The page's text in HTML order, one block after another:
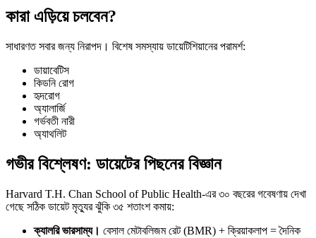
কারা এড়িয়ে চলবেন?
সাধারণত সবার জন্য নিরাপদ। বিশেষ সমস্যায় ডায়েটিশিয়ানের পরামর্শ:
ডায়াবেটিস
কিডনি রোগ
হৃদরোগ
অ্যালার্জি
গর্ভবতী নারী
অ্যাথলিট
গভীর বিশ্লেষণ: ডায়েটের পিছনের বিজ্ঞান
Harvard T.H. Chan School of Public Health-এর ৩০ বছরের গবেষণায় দেখা
গেছে সঠিক ডায়েট মৃত্যুর ঝুঁকি ৩৫ শতাংশ কমায়:
ক্যালরি ভারসাম্য। বেসাল মেটাবলিজম রেট (BMR) + ক্রিয়াকলাপ = দৈনিক